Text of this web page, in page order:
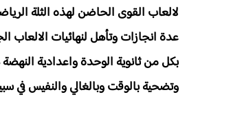
لالعاب القوى الحاضن لهذه الثلة
عدة انجازات وتأهل لنهائيات
بكل من ثانوية الوحدة واعدادية
وتضحية بالوقت وبالغالي والنفيس في